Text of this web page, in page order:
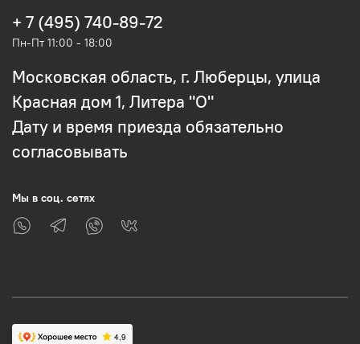
+ 7 (495) 740-89-72
Пн-Пт 11:00 - 18:00
Московская область, г. Люберцы, улица
Красная дом 1, Литера "О"
Дату и время приезда обязательно
согласовывать
Мы в соц. сетях